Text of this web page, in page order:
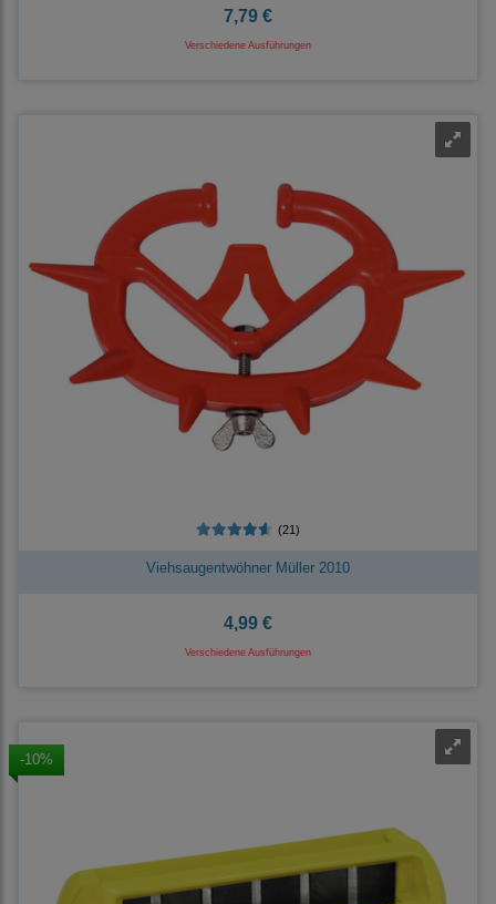
7,79 €
Verschiedene Ausführungen
(21)
Viehsaugentwöhner Müller 2010
4,99 €
Verschiedene Ausführungen
-10%